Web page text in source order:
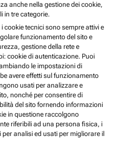
anche nella gestione dei cookie,
in tre categorie.
i cookie tecnici sono sempre attivi e
funzionamento del sito e
gestione della rete e
cookie di autenticazione. Puoi
le impostazioni di
avere effetti sul funzionamento
usati per analizzare e
nonché per consentire di
del sito fornendo informazioni
in questione raccolgono
riferibili ad una persona fisica, i
analisi ed usati per migliorare il